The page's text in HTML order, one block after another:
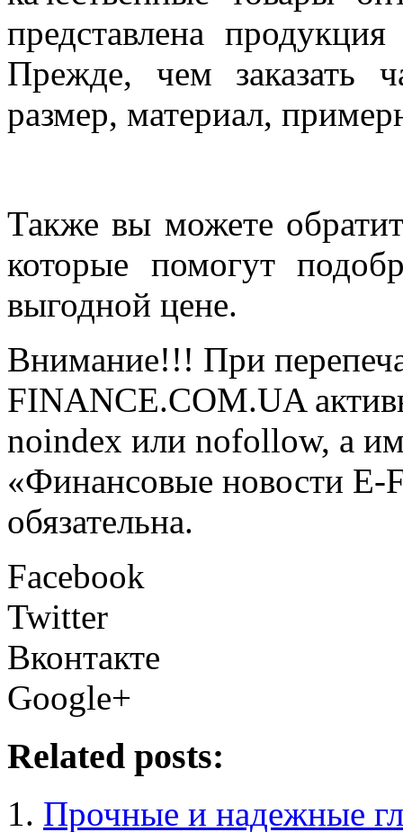
представлена
Прежде, чем заказать
размер, материал,
Также вы можете
которые помогут
выгодной цене.
Внимание!!! При
FINANCE.COM.UA
noindex или nofollow, а
«Финансовые новости
обязательна.
Facebook
Twitter
Вконтакте
Google+
Related posts:
Прочные и надежные